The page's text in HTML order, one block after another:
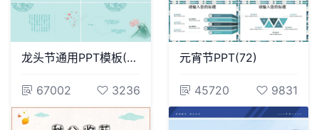
龙头节通用PPT模板(40)
67002 3236
元宵节PPT(72)
45720 9831